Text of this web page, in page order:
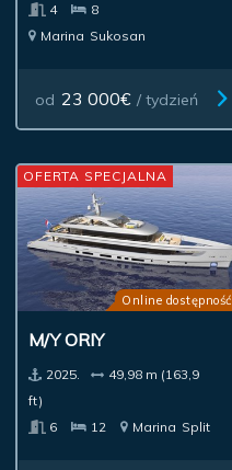
4
8
Marina Sukosan
od 23 000€ / tydzień
Online dostępność
M/Y ORIY
2025.
49,98 m (163,9
ft)
6
12 Marina Split
OFERTA SPECJALNA